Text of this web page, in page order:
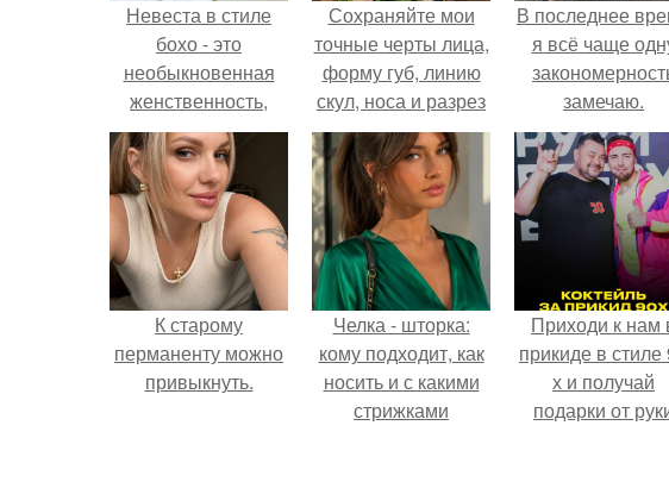
Невеста в стиле
бохо - это
необыкновенная
женственность,
свобода,
внутренняя
гармония, и
творческое начало.
Сохраняйте мои
точные черты лица,
форму губ, линию
скул, носа и разрез
глаз.
В последнее
я всё чаще
замечаю.
К старому
перманенту можно
привыкнуть.
Челка - шторка:
кому подходит, как
носить и с какими
стрижками
Приходи к нам
прикиде в стиле
х и получай
подарки от